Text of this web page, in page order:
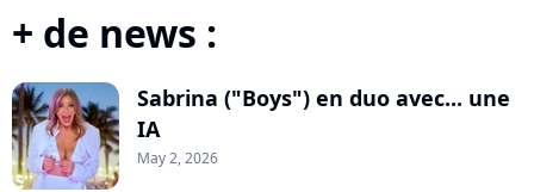
+ de news :
Sabrina ("Boys") en duo avec... une
IA
May 2, 2026